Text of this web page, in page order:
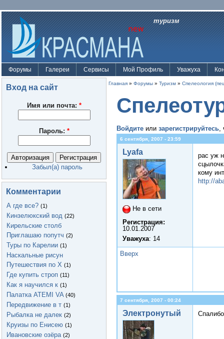
туризм
Форумы Галереи Сервисы Мой Профиль Уважуха
Вход на сайт
Имя или почта: *
Пароль: *
Забыл(а) пароль
Комментарии
А где все? (1)
Кинзелюкский вод (22)
Кирельские столб
Приглашаю попутч (2)
Туры по Карелии (1)
Наскальные рисун
Путешествия по Х (1)
Где купить строп (11)
Как я научился к (1)
Палатка ATEMI VA (40)
Передвижение в т (1)
Рыбалка не далек (2)
Круизы по Енисею (1)
Ивановские озёра (2)
Главная » Форумы » Туризм » Спелеология
Войдите или зарегистрируйтесь,
6 сентября, 2007 - 23:59
Lyafa
Не в сети
Регистрация:
10.01.2007
Уважуха: 14
рас уж
кому
http://
Вверх
7 сентября, 2007 - 00:24
Электронутый